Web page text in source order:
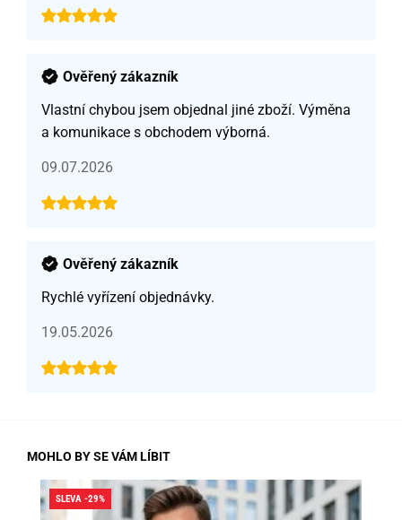
Ověřený zákazník
Vlastní chybou jsem objednal jiné zboží. Výměna
a komunikace s obchodem výborná.
09.07.2026
Ověřený zákazník
Rychlé vyřízení objednávky.
19.05.2026
MOHLO BY SE VÁM LÍBIT
SLEVA -29%